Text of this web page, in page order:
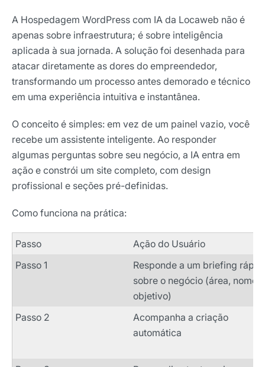
A Hospedagem WordPress com IA da Locaweb não é
apenas sobre infraestrutura; é sobre inteligência
aplicada à sua jornada. A solução foi desenhada para
atacar diretamente as dores do empreendedor,
transformando um processo antes demorado e técnico
em uma experiência intuitiva e instantânea.
O conceito é simples: em vez de um painel vazio, você
recebe um assistente inteligente. Ao responder
algumas perguntas sobre seu negócio, a IA entra em
ação e constrói um site completo, com design
profissional e seções pré-definidas.
Como funciona na prática:
Passo
Ação do Usuário
Passo 1
Responde a um briefing
sobre o negócio (área, nome,
objetivo)
Passo 2
Acompanha a criação
automática